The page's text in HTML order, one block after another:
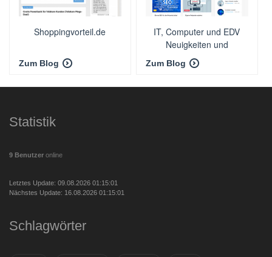
Shoppingvorteil.de
Zum Blog
IT, Computer und EDV
Neuigkeiten und
Nachrichten - Techmaxx
Zum Blog
Statistik
9 Benutzer online
Letztes Update: 09.08.2026 01:15:01
Nächstes Update: 16.08.2026 01:15:01
Schlagwörter